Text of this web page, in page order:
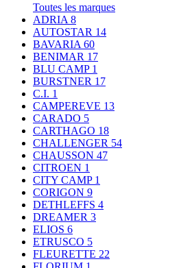
Toutes les marques
ADRIA 8
AUTOSTAR 14
BAVARIA 60
BENIMAR 17
BLU CAMP 1
BURSTNER 17
C.I. 1
CAMPEREVE 13
CARADO 5
CARTHAGO 18
CHALLENGER 54
CHAUSSON 47
CITROEN 1
CITY CAMP 1
CORIGON 9
DETHLEFFS 4
DREAMER 3
ELIOS 6
ETRUSCO 5
FLEURETTE 22